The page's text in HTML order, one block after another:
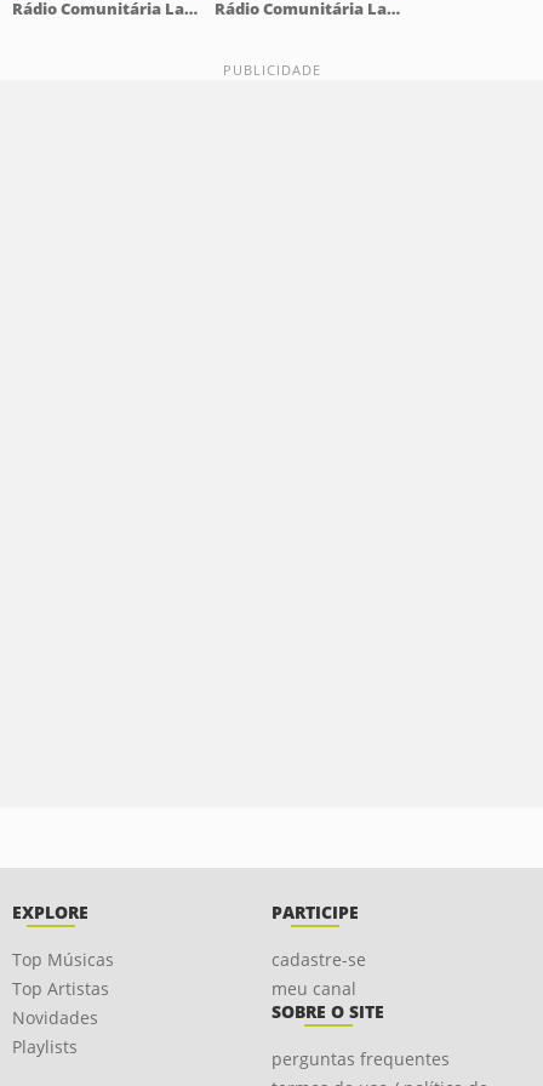
Rádio Comunitária Lajeado FM 98.1 Rádio Comunitária Lajeado FM 98.1
EXPLORE
Top Músicas
Top Artistas
Novidades
Playlists
PARTICIPE
cadastre-se
meu canal
SOBRE O SITE
perguntas frequentes